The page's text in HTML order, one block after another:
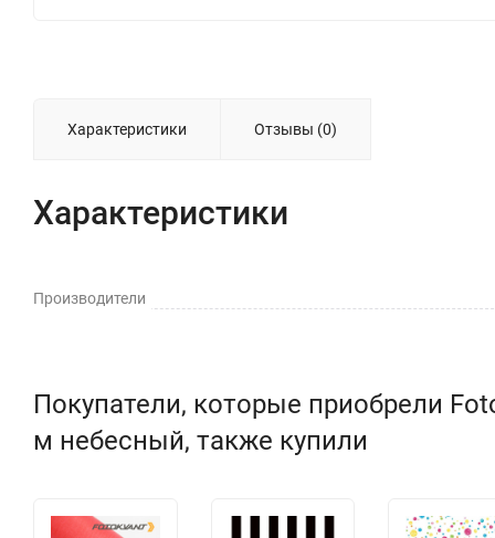
Характеристики Отзывы (0)
Характеристики
Производители
Покупатели, которые приобрели
м небесный, также купили